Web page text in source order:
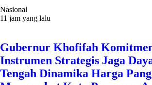
Nasional
11 jam yang lalu
Gubernur Khofifah
Instrumen Strategis Jaga
Tengah Dinamika Harga